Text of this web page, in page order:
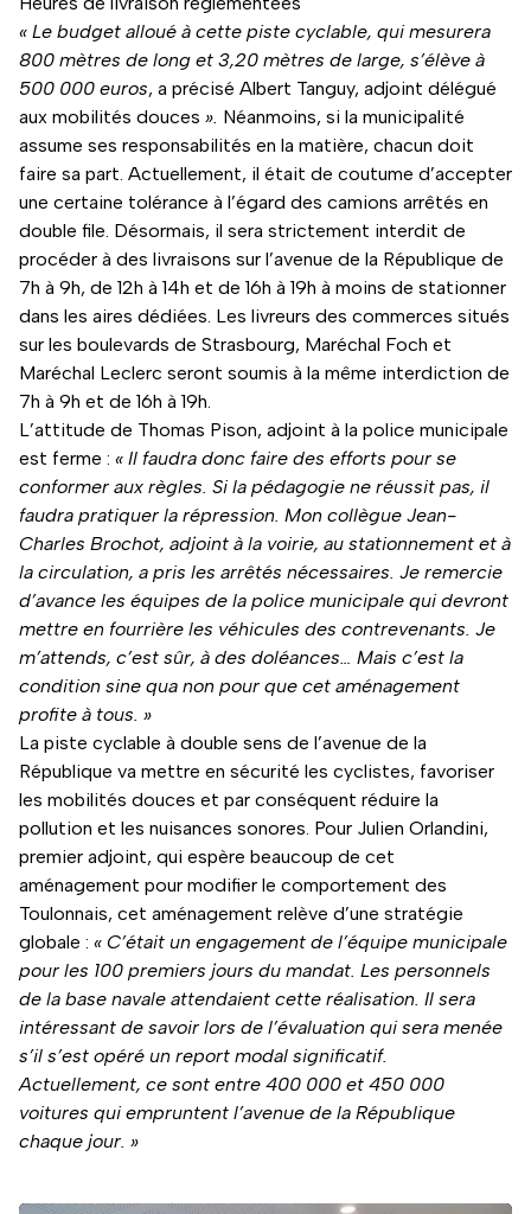
« Le budget alloué à cette piste cyclable, qui mesurera
800 mètres de long et 3,20 mètres de large, s’élève à
500 000 euros, a précisé Albert Tanguy, adjoint délégué
aux mobilités douces ». Néanmoins, si la municipalité
assume ses responsabilités en la matière, chacun doit
faire sa part. Actuellement, il était de coutume d’accepter
une certaine tolérance à l’égard des camions arrêtés en
double file. Désormais, il sera strictement interdit de
procéder à des livraisons sur l’avenue de la République de
7h à 9h, de 12h à 14h et de 16h à 19h à moins de stationner
dans les aires dédiées. Les livreurs des commerces situés
sur les boulevards de Strasbourg, Maréchal Foch et
Maréchal Leclerc seront soumis à la même interdiction de
7h à 9h et de 16h à 19h.
L’attitude de Thomas Pison, adjoint à la police municipale
est ferme : « Il faudra donc faire des efforts pour se
conformer aux règles. Si la pédagogie ne réussit pas, il
faudra pratiquer la répression. Mon collègue Jean-
Charles Brochot, adjoint à la voirie, au stationnement et à
la circulation, a pris les arrêtés nécessaires. Je remercie
d’avance les équipes de la police municipale qui devront
mettre en fourrière les véhicules des contrevenants. Je
m’attends, c’est sûr, à des doléances… Mais c’est la
condition sine qua non pour que cet aménagement
profite à tous. »
La piste cyclable à double sens de l’avenue de la
République va mettre en sécurité les cyclistes, favoriser
les mobilités douces et par conséquent réduire la
pollution et les nuisances sonores. Pour Julien Orlandini,
premier adjoint, qui espère beaucoup de cet
aménagement pour modifier le comportement des
Toulonnais, cet aménagement relève d’une stratégie
globale : « C’était un engagement de l’équipe municipale
pour les 100 premiers jours du mandat. Les personnels
de la base navale attendaient cette réalisation. Il sera
intéressant de savoir lors de l’évaluation qui sera menée
s’il s’est opéré un report modal significatif.
Actuellement, ce sont entre 400 000 et 450 000
voitures qui empruntent l’avenue de la République
chaque jour. »